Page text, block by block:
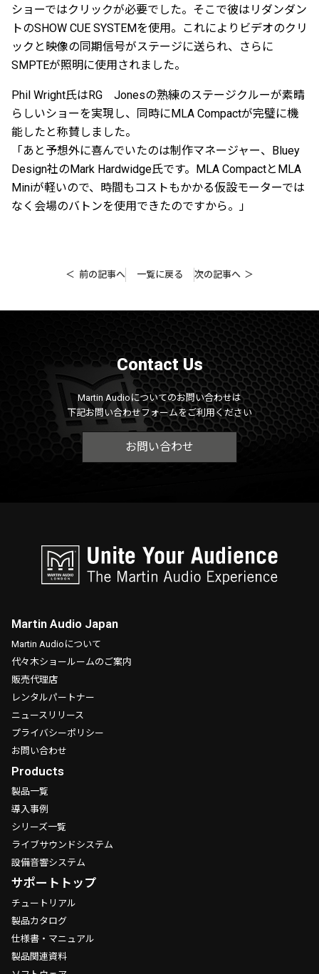
ショーではクリックが必要でした。そこで彼はリダンダン
トのSHOW CUE SYSTEMを使用。これによりビデオのクリ
ックと映像の同期信号がステージに送られ、さらに
SMPTEが照明に使用されました。
Phil Wright氏はRG Jonesの熟練のステージクルーが素晴
らしいショーを実現し、同時にMLA Compactが完璧に機
能したと称賛しました。
「あと予想外に喜んでいたのは制作マネージャー、Bluey
Design社のMark Hardwidge氏です。MLA CompactとMLA
Miniが軽いので、時間もコストもかかる仮設モーターでは
なく会場のバトンを使用できたのですから。」
前の記事へ 一覧に戻る 次の記事へ
Contact Us
Martin Audioについてのお問い合わせは
下記お問い合わせフォームをご利用ください
お問い合わせ
Martin Audio Japan
Martin Audioについて
代々木ショールームのご案内
販売代理店
レンタルパートナー
ニュースリリース
プライバシーポリシー
お問い合わせ
Products
製品一覧
導入事例
シリーズ一覧
ライブサウンドシステム
設備音響システム
サポートトップ
チュートリアル
製品カタログ
仕様書・マニュアル
製品関連資料